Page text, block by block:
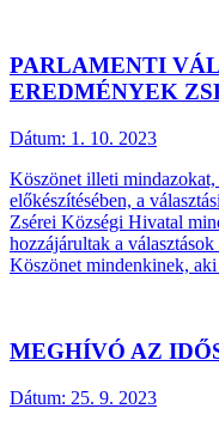
PARLAMENTI
EREDMÉNYEK
Dátum: 1. 10. 2023
Köszönet illeti
előkészítésében, a
Zsérei Községi Hivatal
hozzájárultak a
Köszönet mindenkinek,
MEGHÍVÓ AZ
Dátum: 25. 9. 2023